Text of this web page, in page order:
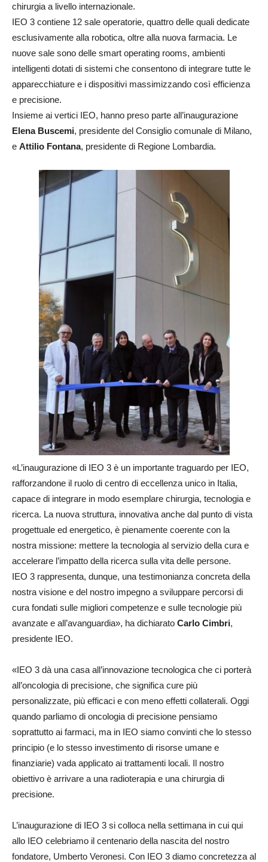
chirurgia a livello internazionale.
IEO 3 contiene 12 sale operatorie, quattro delle quali dedicate
esclusivamente alla robotica, oltre alla nuova farmacia. Le
nuove sale sono delle smart operating rooms, ambienti
intelligenti dotati di sistemi che consentono di integrare tutte le
apparecchiature e i dispositivi massimizzando così efficienza
e precisione.
Insieme ai vertici IEO, hanno preso parte all’inaugurazione
Elena Buscemi, presidente del Consiglio comunale di Milano,
e Attilio Fontana, presidente di Regione Lombardia.
«L’inaugurazione di IEO 3 è un importante traguardo per IEO,
rafforzandone il ruolo di centro di eccellenza unico in Italia,
capace di integrare in modo esemplare chirurgia, tecnologia e
ricerca. La nuova struttura, innovativa anche dal punto di vista
progettuale ed energetico, è pienamente coerente con la
nostra missione: mettere la tecnologia al servizio della cura e
accelerare l’impatto della ricerca sulla vita delle persone.
IEO 3 rappresenta, dunque, una testimonianza concreta della
nostra visione e del nostro impegno a sviluppare percorsi di
cura fondati sulle migliori competenze e sulle tecnologie più
avanzate e all’avanguardia», ha dichiarato Carlo Cimbri,
presidente IEO.
«IEO 3 dà una casa all’innovazione tecnologica che ci porterà
all’oncologia di precisione, che significa cure più
personalizzate, più efficaci e con meno effetti collaterali. Oggi
quando parliamo di oncologia di precisione pensiamo
soprattutto ai farmaci, ma in IEO siamo convinti che lo stesso
principio (e lo stesso investimento di risorse umane e
finanziarie) vada applicato ai trattamenti locali. Il nostro
obiettivo è arrivare a una radioterapia e una chirurgia di
precisione.
L’inaugurazione di IEO 3 si colloca nella settimana in cui qui
allo IEO celebriamo il centenario della nascita del nostro
fondatore, Umberto Veronesi. Con IEO 3 diamo concretezza al